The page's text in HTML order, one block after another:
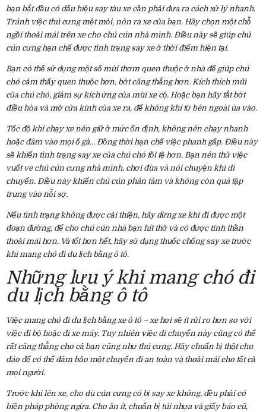
bạn bắt đầu có dấu hiệu say tàu xe cần phải đưa ra cách xử lý nhanh.
Tránh việc thú cưng mệt mỏi, nôn ra xe của bạn. Hãy chọn một chỗ
ngồi thoải mái trên xe cho chú cún nhà mình. Điều này sẽ giúp chú
cún cưng hạn chế được tình trạng say xe ở thời điểm hiện tại.
Bạn có thể sử dụng một số mùi thơm quen thuộc ở nhà để giúp chú
chó cảm thấy quen thuộc hơn, bớt căng thẳng hơn. Kích thích mũi
của chú chó, giảm sự kích ứng của mùi xe cộ. Hoặc bạn hãy tắt bớt
điều hòa và mở cửa kính của xe ra, để không khí từ bên ngoài ùa vào.
Tốc độ khi chạy xe nên giữ ở mức ổn định, không nên chạy nhanh
hoặc đâm vào mọi ổ gà… Đồng thời hạn chế việc phanh gấp. Điều này
sẽ khiến tình trạng say xe của chú chó tồi tệ hơn. Bạn nên thử việc
vuốt ve chú cún cưng nhà mình, chơi đùa và nói chuyện khi di
chuyển. Điều này khiến chú cún phân tâm và không còn quá tập
trung vào nỗi sợ.
Nếu tình trạng không được cải thiện, hãy dừng xe khi đi được một
đoạn đường, để cho chú cún nhà bạn hít thở và có được tinh thần
thoải mái hơn. Và tốt hơn hết, hãy sử dụng thuốc chống say xe trước
khi mang chó đi du lịch bằng ô tô.
Những lưu ý khi mang chó đi
du lịch bằng ô tô
Việc mang chó đi du lịch bằng xe ô tô – xe hơi sẽ ít rủi ro hơn so với
việc đi bộ hoặc đi xe máy. Tuy nhiên việc di chuyển này cũng có thể
rất căng thẳng cho cả bạn cũng như thú cưng. Hãy chuẩn bị thật chu
đáo để có thể đảm bảo một chuyến đi an toàn và thoải mái cho tất cả
mọi người.
Trước khi lên xe, cho dù cún cưng có bị say xe không, đều phải có
biện pháp phòng ngừa. Cho ăn ít, chuẩn bị túi nhựa và giấy báo cũ,